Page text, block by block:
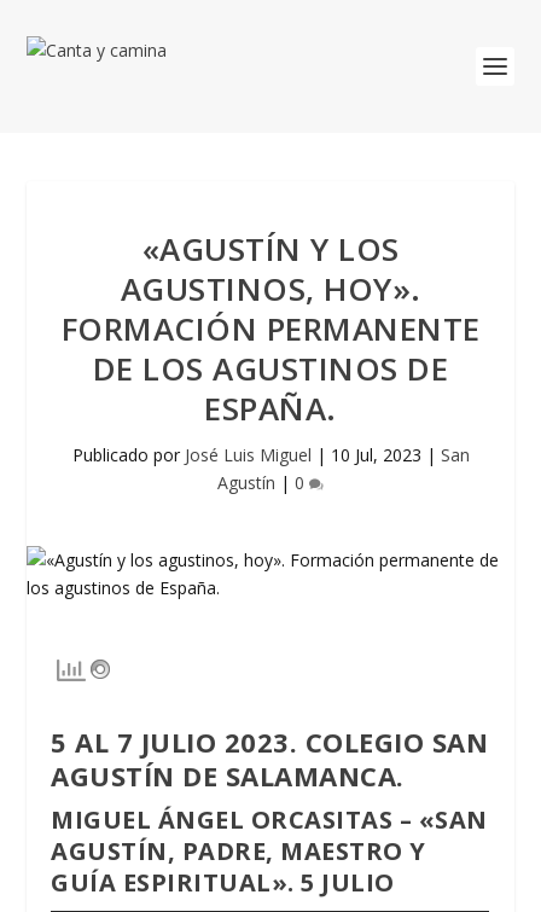
«AGUSTÍN Y LOS
AGUSTINOS, HOY».
FORMACIÓN PERMANENTE
DE LOS AGUSTINOS DE
ESPAÑA.
Publicado por José Luis Miguel | 10 Jul, 2023 | San
Agustín | 0
5 AL 7 JULIO 2023. COLEGIO SAN
AGUSTÍN DE SALAMANCA.
MIGUEL ÁNGEL ORCASITAS – «SAN
AGUSTÍN, PADRE, MAESTRO Y
GUÍA ESPIRITUAL». 5 JULIO